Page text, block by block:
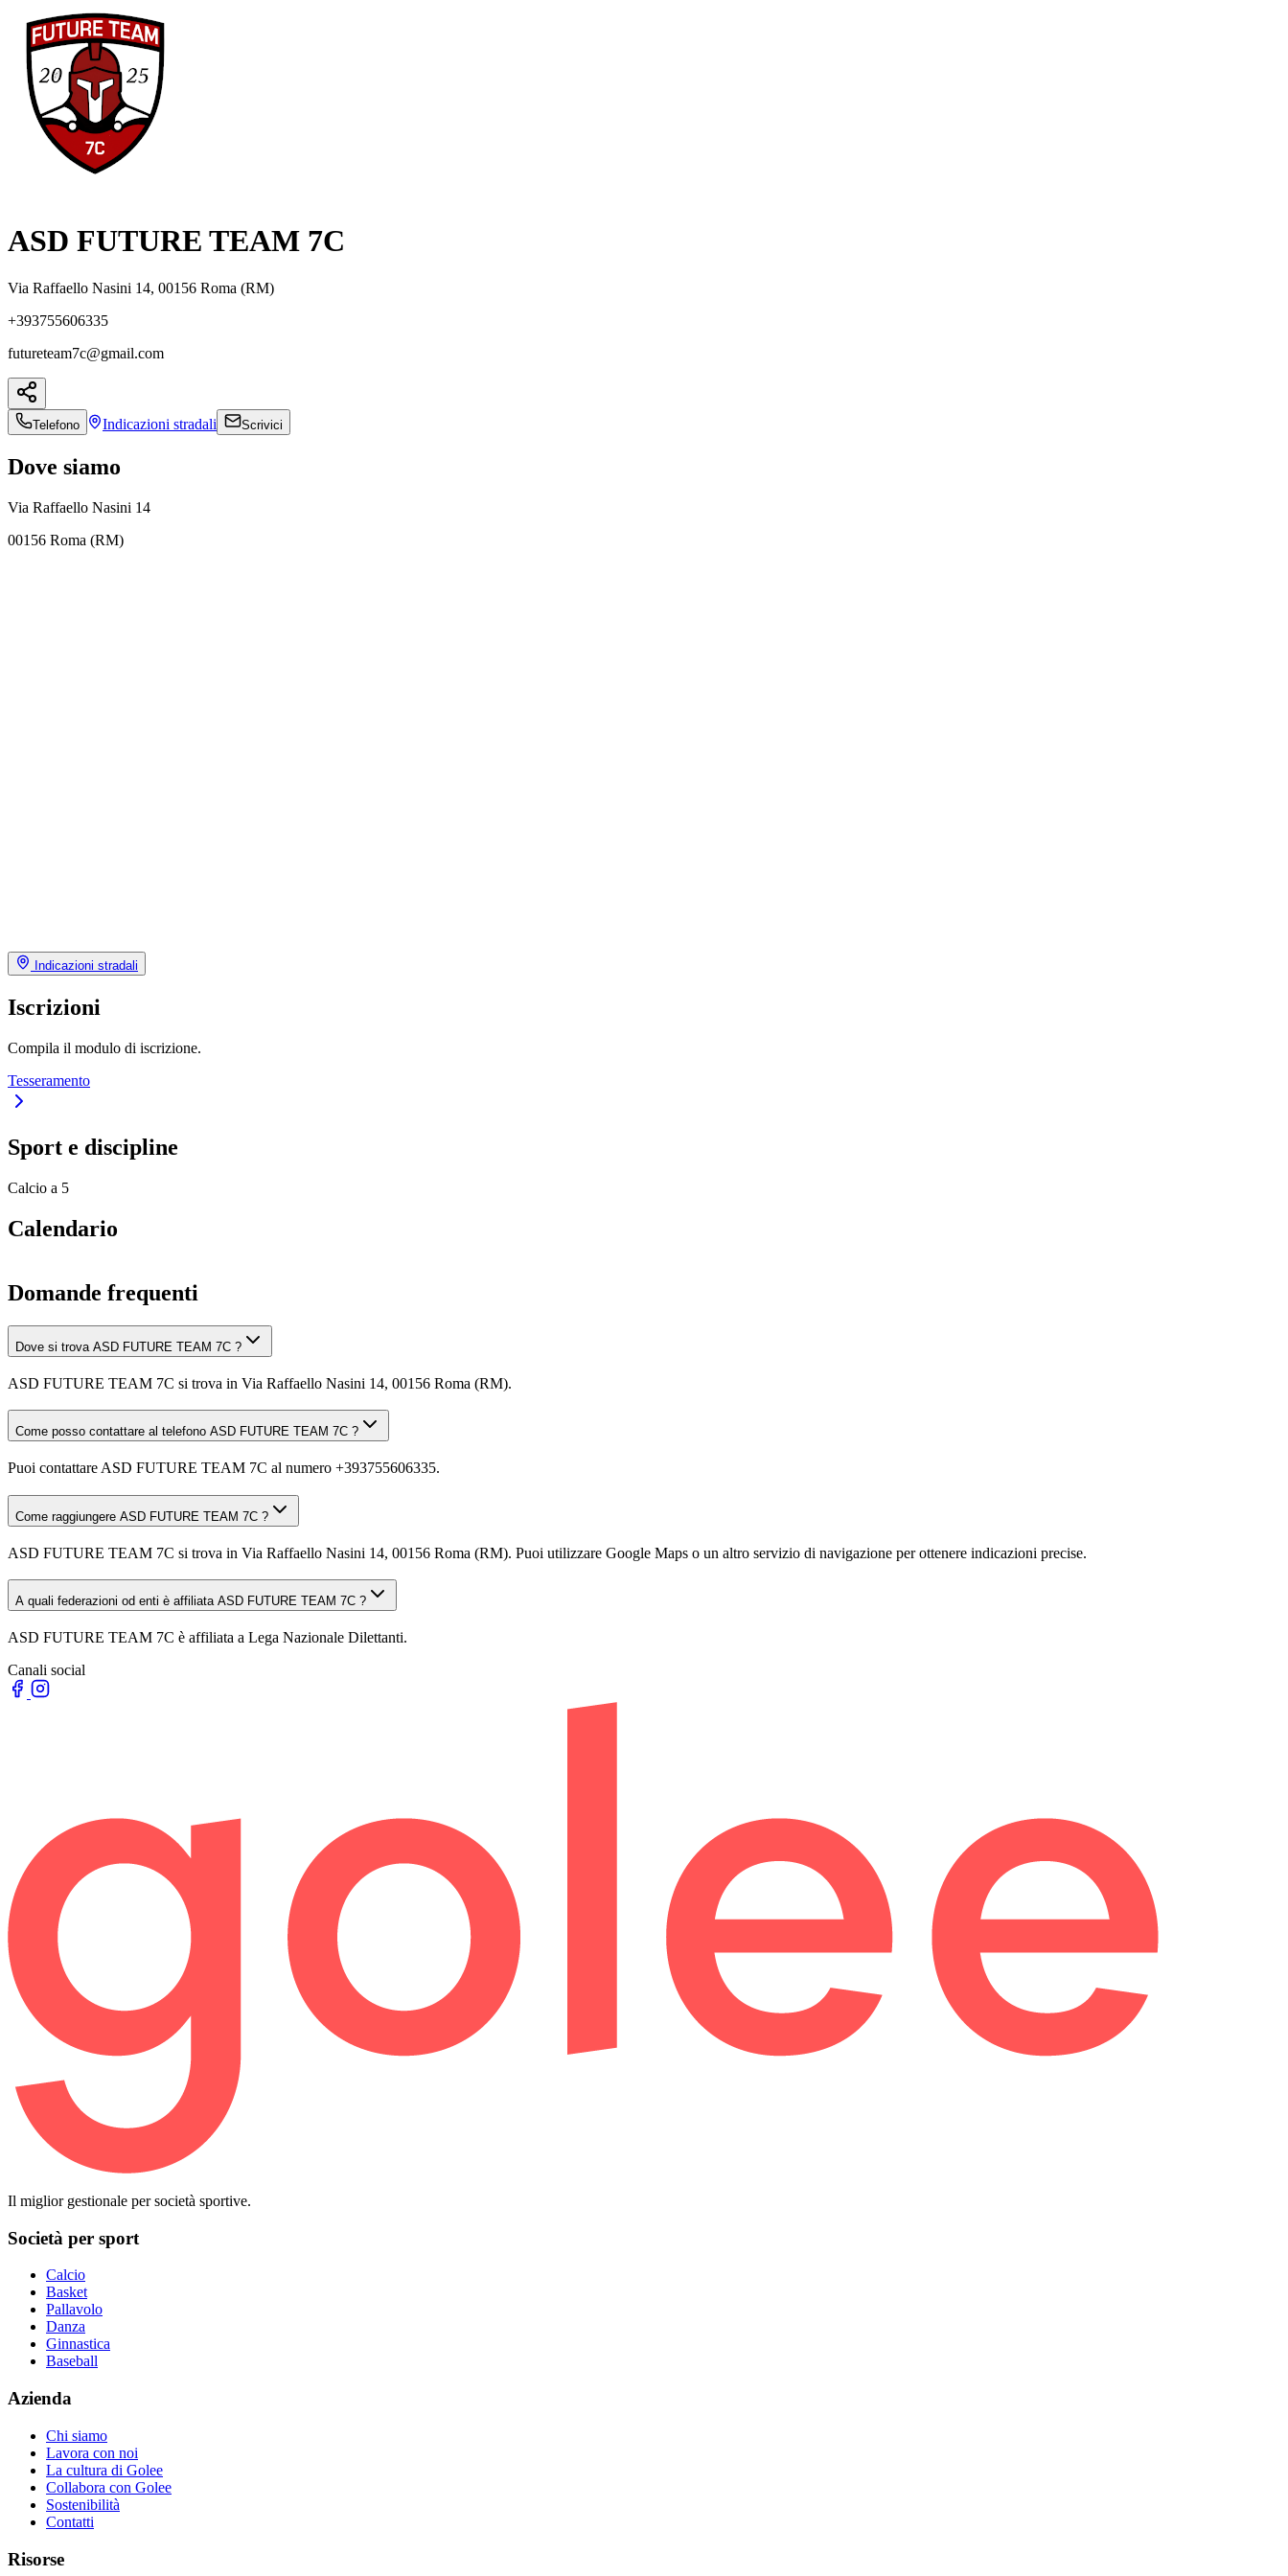
ASD FUTURE TEAM 7C
Via Raffaello Nasini 14, 00156 Roma (RM)
+393755606335
futureteam7c@gmail.com
Telefono Indicazioni stradali Scrivici
Dove siamo
Via Raffaello Nasini 14
00156 Roma (RM)
Indicazioni stradali
Iscrizioni
Compila il modulo di iscrizione.
Tesseramento
Sport e discipline
Calcio a 5
Calendario
Domande frequenti
Dove si trova ASD FUTURE TEAM 7C ?
ASD FUTURE TEAM 7C si trova in Via Raffaello Nasini 14, 00156 Roma (RM).
Come posso contattare al telefono ASD FUTURE TEAM 7C ?
Puoi contattare ASD FUTURE TEAM 7C al numero +393755606335.
Come raggiungere ASD FUTURE TEAM 7C ?
ASD FUTURE TEAM 7C si trova in Via Raffaello Nasini 14, 00156 Roma (RM). Puoi utilizzare Google Maps o un altro servizio di navigazione per ottenere indicazioni precise.
A quali federazioni od enti è affiliata ASD FUTURE TEAM 7C ?
ASD FUTURE TEAM 7C è affiliata a Lega Nazionale Dilettanti.
Canali social
Il miglior gestionale per società sportive.
Società per sport
Calcio
Basket
Pallavolo
Danza
Ginnastica
Baseball
Azienda
Chi siamo
Lavora con noi
La cultura di Golee
Collabora con Golee
Sostenibilità
Contatti
Risorse